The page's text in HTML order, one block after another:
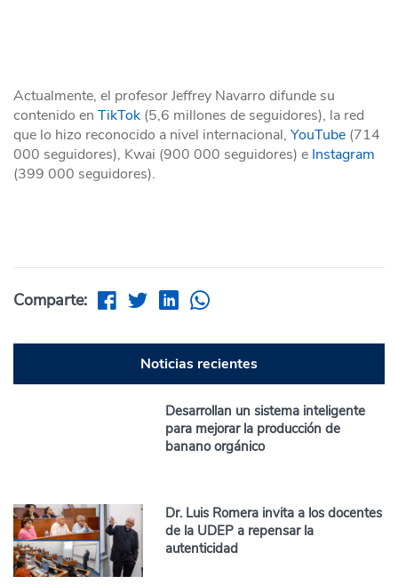
Actualmente, el profesor Jeffrey Navarro difunde su
contenido en TikTok (5,6 millones de seguidores), la red
que lo hizo reconocido a nivel internacional, YouTube (714
000 seguidores), Kwai (900 000 seguidores) e Instagram
(399 000 seguidores).
Comparte:
Noticias recientes
Desarrollan un sistema inteligente
para mejorar la producción de
banano orgánico
Dr. Luis Romera invita a los docentes
de la UDEP a repensar la
autenticidad